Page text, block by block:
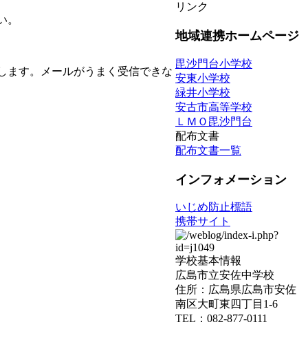
ます。メールがうまく受信できな
リンク
地域連携ホームページ
毘沙門台小学校
安東小学校
緑井小学校
安古市高等学校
ＬＭＯ毘沙門台
配布文書
配布文書一覧
インフォメーション
いじめ防止標語
携帯サイト
学校基本情報
広島市立安佐中学校
住所：広島県広島市安佐
南区大町東四丁目1-6
TEL：082-877-0111